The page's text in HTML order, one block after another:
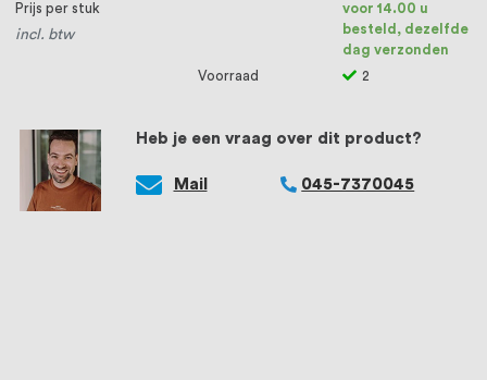
Heb je een vraag over dit product?
Mail 045-7370045
Prijs per stuk
incl. btw
voor 14.00 u
besteld, dezelfde
dag verzonden
Voorraad
2